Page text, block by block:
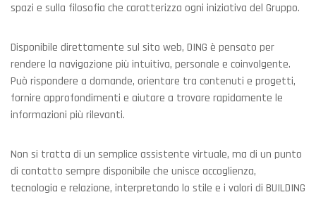
spazi e sulla filosofia che caratterizza ogni iniziativa del Gruppo.
Disponibile direttamente sul sito web, DING è pensato per
rendere la navigazione più intuitiva, personale e coinvolgente.
Può rispondere a domande, orientare tra contenuti e progetti,
fornire approfondimenti e aiutare a trovare rapidamente le
informazioni più rilevanti.
Non si tratta di un semplice assistente virtuale, ma di un punto
di contatto sempre disponibile che unisce accoglienza,
tecnologia e relazione, interpretando lo stile e i valori di BUILDING